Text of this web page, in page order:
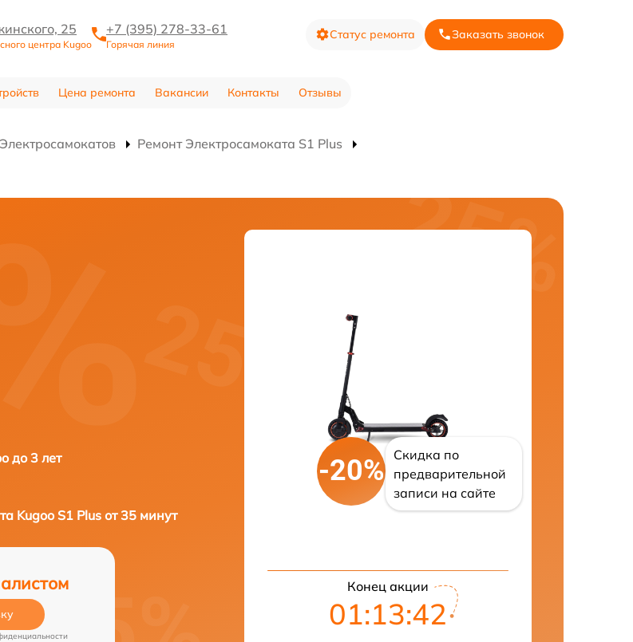
25
центра Kugoo
+7 (395) 278-33-61
Горячая линия
Статус ремонта Заказать звонок
Цена ремонта Вакансии Контакты Отзывы
Ремонт Электросамоката S1 Plus
до 3 лет
Kugoo S1 Plus от 35 минут
-20%
Скидка по
предварительной
записи на сайте
Конец акции
01:13:41